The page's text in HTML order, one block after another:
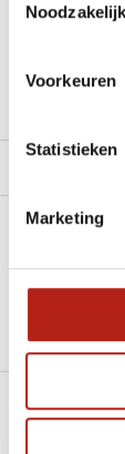
Noodzakelijk
Voorkeuren
Statistieken
Marketing
Stel je vraag
Stel je
Klik